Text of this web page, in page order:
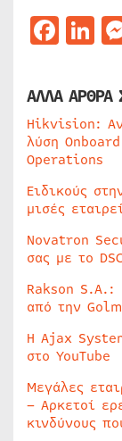
ΑΛΛΑ ΑΡΘΡΑ
Hikvision:
λύση
Operations
Ειδικούς
μισές
Novatron
σας με το
Rakson S.A.:
από την
Η Ajax
στο YouTube
Μεγάλες
– Αρκετοί
κινδύνους